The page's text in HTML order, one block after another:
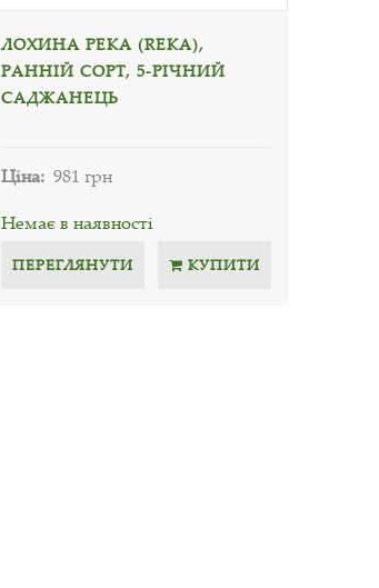
ЛОХИНА РЕКА (REKA),
РАННІЙ СОРТ, 5-РІЧНИЙ
САДЖАНЕЦЬ
Ціна: 981 грн
Немає в наявності
ПЕРЕГЛЯНУТИ КУПИТИ